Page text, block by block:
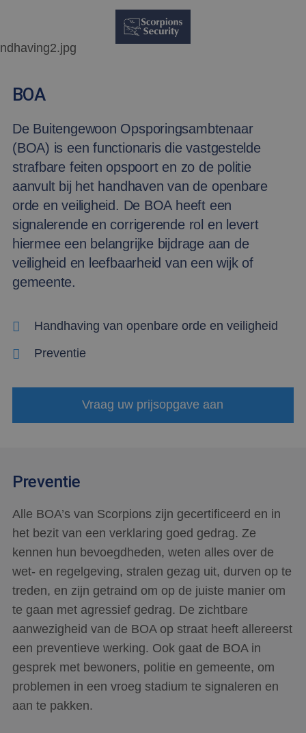
BOA
De Buitengewoon Opsporingsambtenaar
(BOA) is een functionaris die vastgestelde
strafbare feiten opspoort en zo de politie
aanvult bij het handhaven van de openbare
orde en veiligheid. De BOA heeft een
signalerende en corrigerende rol en levert
hiermee een belangrijke bijdrage aan de
veiligheid en leefbaarheid van een wijk of
gemeente.
Handhaving van openbare orde en veiligheid
Preventie
Vraag uw prijsopgave aan
Preventie
Alle BOA’s van Scorpions zijn gecertificeerd en in
het bezit van een verklaring goed gedrag. Ze
kennen hun bevoegdheden, weten alles over de
wet- en regelgeving, stralen gezag uit, durven op te
treden, en zijn getraind om op de juiste manier om
te gaan met agressief gedrag. De zichtbare
aanwezigheid van de BOA op straat heeft allereerst
een preventieve werking. Ook gaat de BOA in
gesprek met bewoners, politie en gemeente, om
problemen in een vroeg stadium te signaleren en
aan te pakken.